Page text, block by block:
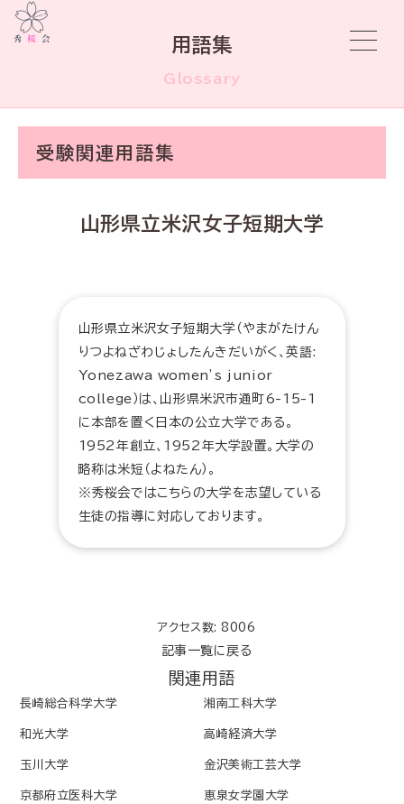
用語集
Glossary
受験関連用語集
山形県立米沢女子短期大学
山形県立米沢女子短期大学（やまがたけん
りつよねざわじょしたんきだいがく、英語:
Yonezawa women’s junior
college）は、山形県米沢市通町6-15-1
に本部を置く日本の公立大学である。
1952年創立、1952年大学設置。大学の
略称は米短（よねたん）。
※秀桜会ではこちらの大学を志望している
生徒の指導に対応しております。
アクセス数: 8006
記事一覧に戻る
関連用語
長崎総合科学大学 湘南工科大学
和光大学 高崎経済大学
玉川大学 金沢美術工芸大学
京都府立医科大学 恵泉女学園大学